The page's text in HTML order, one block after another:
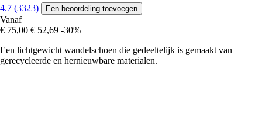
4.7 (3323) Een beoordeling toevoegen
Vanaf
€ 75,00 € 52,69 -30%
Een lichtgewicht wandelschoen die gedeeltelijk is gemaakt van
gerecycleerde en hernieuwbare materialen.